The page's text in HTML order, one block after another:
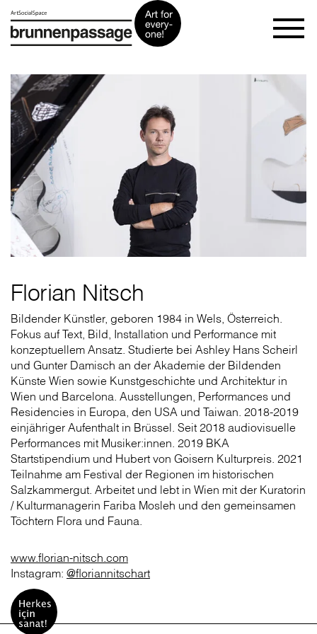
Florian Nitsch
Bildender Künstler, geboren 1984 in Wels, Österreich.
Fokus auf Text, Bild, Installation und Performance mit
konzeptuellem Ansatz. Studierte bei Ashley Hans Scheirl
und Gunter Damisch an der Akademie der Bildenden
Künste Wien sowie Kunstgeschichte und Architektur in
Wien und Barcelona. Ausstellungen, Performances und
Residencies in Europa, den USA und Taiwan. 2018-2019
einjähriger Aufenthalt in Brüssel. Seit 2018 audiovisuelle
Performances mit Musiker:innen. 2019 BKA
Startstipendium und Hubert von Goisern Kulturpreis. 2021
Teilnahme am Festival der Regionen im historischen
Salzkammergut. Arbeitet und lebt in Wien mit der Kuratorin
/ Kulturmanagerin Fariba Mosleh und den gemeinsamen
Töchtern Flora und Fauna.
www.florian-nitsch.com
Instagram: @floriannitschart